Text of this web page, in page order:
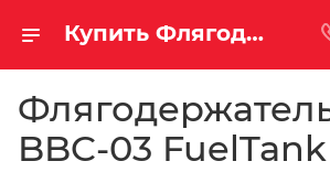
Купить Флягодержатель BBB BBC-03 FuelTank за рублей, а со скидкой
BBC-03 FuelTank